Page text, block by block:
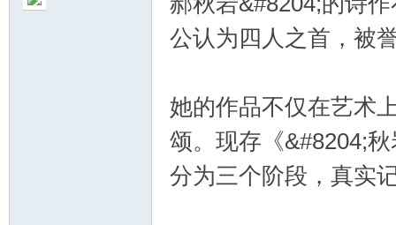
公认为四人之首，被
她的作品不仅在艺术
颂。现存《&#8204;
分为三个阶段，真实